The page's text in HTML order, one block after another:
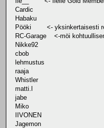
Cardic
Habaku
Pööki <- yksinkertaisesti
RC-Garage <-möi
Nikke92
cbob
lehmustus
raaja
Whistler
matti.l
jabe
Miko
IIVONEN
Jagemon